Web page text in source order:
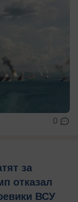
0
за
отказал
ВСУ